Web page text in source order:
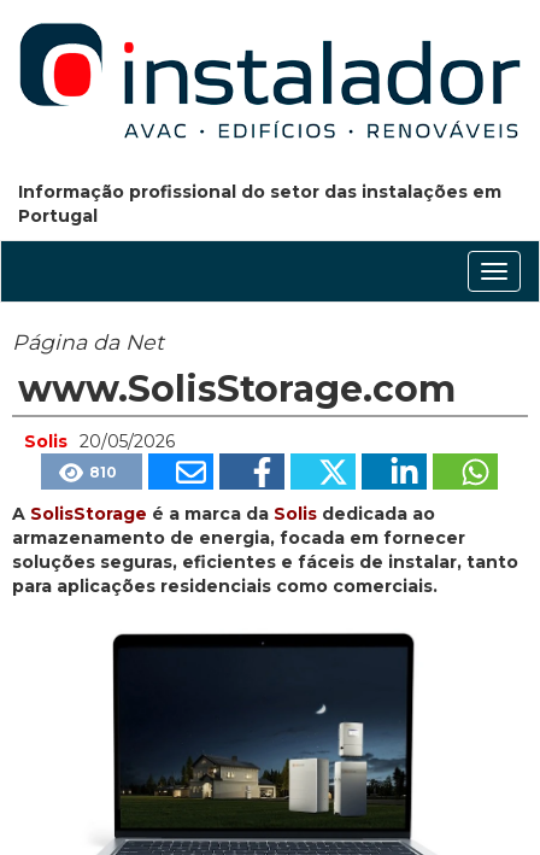
Informação profissional do setor das instalações em
Portugal
Página da Net
www.SolisStorage.com
Solis 20/05/2026
810
A SolisStorage é a marca da Solis dedicada ao
armazenamento de energia, focada em fornecer
soluções seguras, eficientes e fáceis de instalar, tanto
para aplicações residenciais como comerciais.